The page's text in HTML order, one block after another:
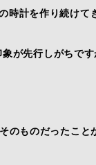
時計を作り続けて
が先行しがちです
のものだったこと